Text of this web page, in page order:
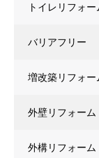
トイレリフォー
バリアフリー
増改築リフォー
外壁リフォー
外構リフォーム